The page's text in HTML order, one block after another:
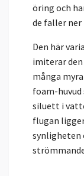
öring och
de faller
Den här
imiterar
många
foam-
siluett i
flugan
synligheten